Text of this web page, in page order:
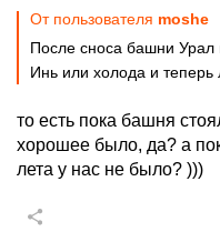
От пользователя moshe
После сноса башни Урал
Инь или холода и теперь
то есть пока башня
хорошее было, да? а
лета у нас не было? )))